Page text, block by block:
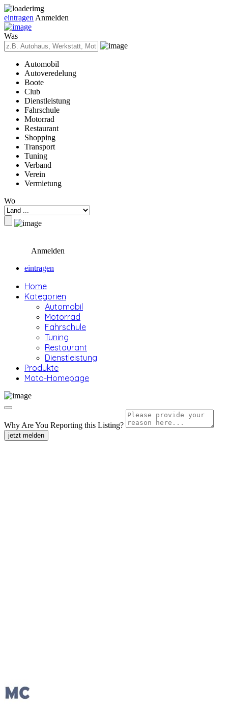
eintragen Anmelden
Was
Automobil
Autoveredelung
Boote
Club
Dienstleistung
Fahrschule
Motorrad
Restaurant
Shopping
Transport
Tuning
Verband
Verein
Vermietung
Wo
Anmelden
eintragen
Home
Kategorien
Automobil
Motorrad
Fahrschule
Tuning
Restaurant
Dienstleistung
Produkte
Moto-Homepage
Why Are You Reporting this Listing?
jetzt melden